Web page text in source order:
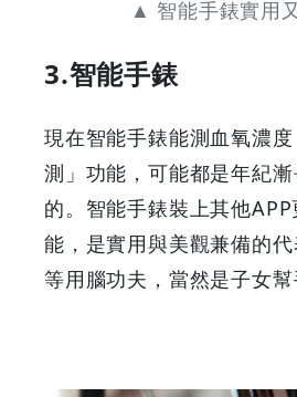
▲ 智能手錶實用
3.智能手錶
現在智能手錶能測血氧濃
測」功能，可能都是年紀
的。智能手錶裝上其他
能，是實用與美觀兼備的
等用腦功夫，當然是子女幫